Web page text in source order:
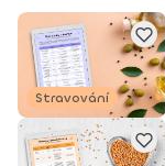
Stravování